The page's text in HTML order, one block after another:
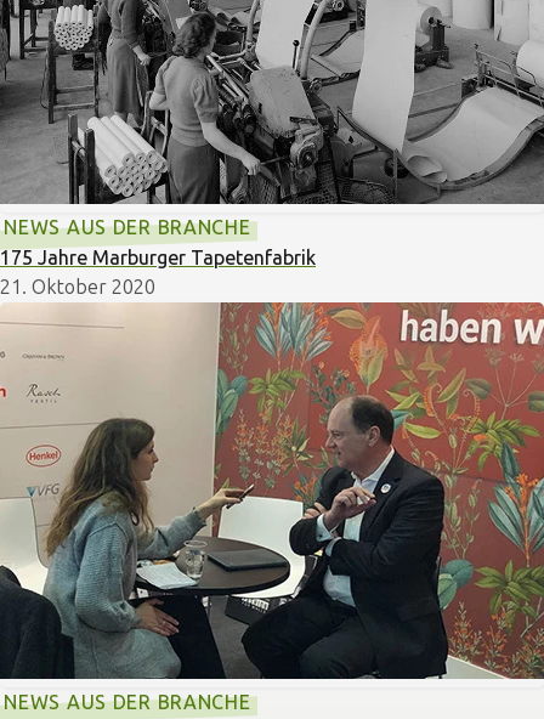
NEWS AUS DER BRANCHE
175 Jahre Marburger Tapetenfabrik
21. Oktober 2020
NEWS AUS DER BRANCHE